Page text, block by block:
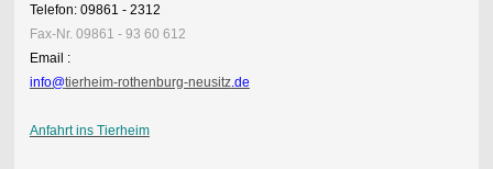
Telefon: 09861 - 2312
Fax-Nr. 09861 - 93 60 612
Email :
info@tierheim-rothenburg-neusitz.de
Anfahrt ins Tierheim